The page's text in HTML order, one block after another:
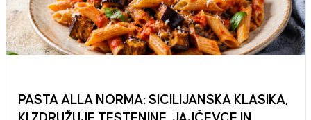
PASTA ALLA NORMA: SICILIJANSKA KLASIKA,